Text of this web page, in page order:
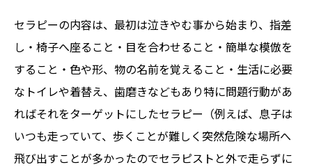
セラピーの内容は、最初は泣きやむ事から始まり、指差
し・椅子へ座ること・目を合わせること・簡単な模倣を
すること・色や形、物の名前を覚えること・生活に必要
なトイレや着替え、歯磨きなどもあり特に問題行動があ
ればそれをターゲットにしたセラピー（例えば、息子は
いつも走っていて、歩くことが難しく突然危険な場所へ
飛び出すことが多かったのでセラピストと外で走らずに